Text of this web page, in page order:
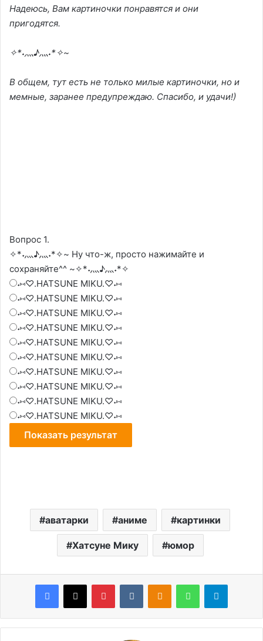
Надеюсь, Вам картиночки понравятся и они
пригодятся.
✧*˖灬♪灬˖*✧~
В общем, тут есть не только милые картиночки, но и
мемные, заранее предупреждаю. Спасибо, и удачи!)
Вопрос 1.
✧*˖灬♪灬˖*✧~ Ну что-ж, просто нажимайте и
сохраняйте^^ ~✧*˖灬♪灬˖*✧
˖⑅♡.HATSUNE MIKU.♡˖⑅
˖⑅♡.HATSUNE MIKU.♡˖⑅
˖⑅♡.HATSUNE MIKU.♡˖⑅
˖⑅♡.HATSUNE MIKU.♡˖⑅
˖⑅♡.HATSUNE MIKU.♡˖⑅
˖⑅♡.HATSUNE MIKU.♡˖⑅
˖⑅♡.HATSUNE MIKU.♡˖⑅
˖⑅♡.HATSUNE MIKU.♡˖⑅
˖⑅♡.HATSUNE MIKU.♡˖⑅
˖⑅♡.HATSUNE MIKU.♡˖⑅
аватарки аниме картинки
Хатсуне Мику юмор